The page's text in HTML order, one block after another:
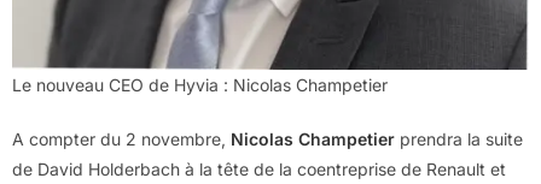
Le nouveau CEO de Hyvia : Nicolas Champetier
A compter du 2 novembre, Nicolas Champetier prendra la suite
de David Holderbach à la tête de la coentreprise de Renault et